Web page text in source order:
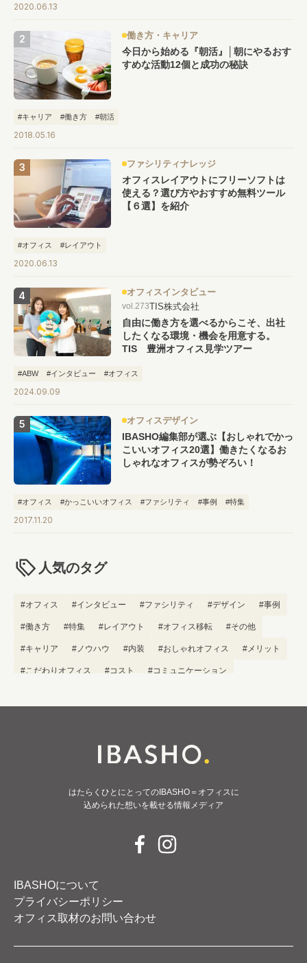
2020.06.13
働き方・キャリア
今日から始める『朝活』│朝にやるおす
すめな活動12個と成功の秘訣
#キャリア #働き方 #朝活
2018.05.16
ファシリティナレッジ
オフィスレイアウトにフリーソフトは
使える？選び方やおすすめ無料ツール
【６選】を紹介
#オフィス #レイアウト
2020.06.13
オフィスインタビュー
vol.273TIS株式会社
自由に働き方を選べるからこそ、出社
したくなる環境・機会を用意する。
TIS 豊洲オフィス見学ツアー
#ABW #インタビュー #オフィス
2024.09.09
オフィスデザイン
IBASHO編集部が選ぶ【おしゃれでかっ
こいいオフィス20選】働きたくなるお
しゃれなオフィスが勢ぞろい！
#オフィス #かっこいいオフィス #ファシリティ #事例 #特集
2017.11.20
人気のタグ
#オフィス #インタビュー #ファシリティ #デザイン #事例
#働き方 #特集 #レイアウト #オフィス移転 #その他
#キャリア #ノウハウ #内装 #おしゃれオフィス #メリット
#こだわりオフィス #コスト #コミュニケーション
はたらくひとにとってのIBASHO＝オフィスに
込められた想いを載せる情報メディア
IBASHOについて
プライバシーポリシー
オフィス取材のお問い合わせ